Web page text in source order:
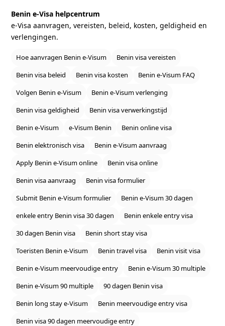
Benin e‑Visa helpcentrum
e‑Visa aanvragen, vereisten, beleid, kosten, geldigheid en
verlengingen.
Hoe aanvragen Benin e‑Visum
Benin visa vereisten
Benin visa beleid
Benin visa kosten
Benin e‑Visum FAQ
Volgen Benin e‑Visum
Benin e‑Visum verlenging
Benin visa geldigheid
Benin visa verwerkingstijd
Benin e‑Visum
e‑Visum Benin
Benin online visa
Benin elektronisch visa
Benin e‑Visum aanvraag
Apply Benin e‑Visum online
Benin visa online
Benin visa aanvraag
Benin visa formulier
Submit Benin e‑Visum formulier
Benin e‑Visum 30 dagen
enkele entry Benin visa 30 dagen
Benin enkele entry visa
30 dagen Benin visa
Benin short stay visa
Toeristen Benin e‑Visum
Benin travel visa
Benin visit visa
Benin e‑Visum meervoudige entry
Benin e‑Visum 30 multiple
Benin e‑Visum 90 multiple
90 dagen Benin visa
Benin long stay e‑Visum
Benin meervoudige entry visa
Benin visa 90 dagen meervoudige entry